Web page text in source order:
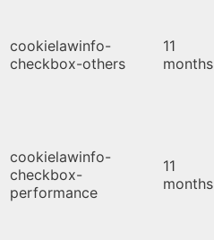
cookielawinfo-
checkbox-others
11
months
cookielawinfo-
checkbox-
performance
11
months